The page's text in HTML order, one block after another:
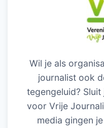
Wil je als
journalist ook
tegengeluid?
voor Vrije
media gingen